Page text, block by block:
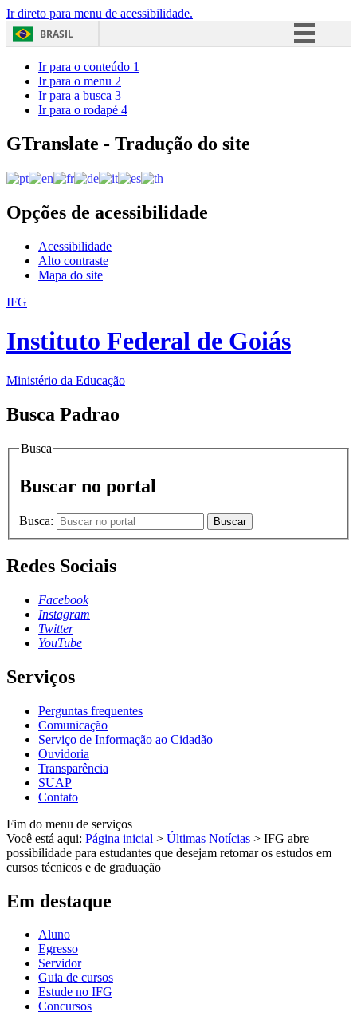
Ir direto para menu de acessibilidade.
BRASIL
Acesso à informação
Ir para o conteúdo 1
Ir para o menu 2
Ir para a busca 3
Ir para o rodapé 4
GTranslate - Tradução do site
Opções de acessibilidade
Acessibilidade
Alto contraste
Mapa do site
IFG
Instituto Federal de Goiás
Ministério da Educação
Busca Padrao
Busca
Buscar no portal
Busca: Buscar
Redes Sociais
Facebook
Instagram
Twitter
YouTube
Serviços
Perguntas frequentes
Comunicação
Serviço de Informação ao Cidadão
Ouvidoria
Transparência
SUAP
Contato
Fim do menu de serviços
Você está aqui: Página inicial > Últimas Notícias > IFG abre
possibilidade para estudantes que desejam retomar os estudos em
cursos técnicos e de graduação
Em destaque
Aluno
Egresso
Servidor
Guia de cursos
Estude no IFG
Concursos